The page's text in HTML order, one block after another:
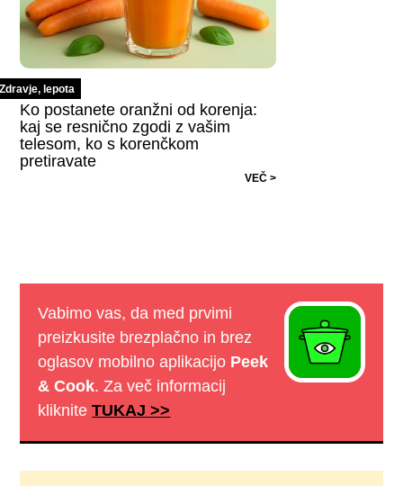
Zdravje, lepota
Ko postanete oranžni od korenja:
kaj se resnično zgodi z vašim
telesom, ko s korenčkom
pretiravate
VEČ >
Vabimo vas, da med prvimi
preizkusite brezplačno in brez
oglasov mobilno aplikacijo Peek
& Cook. Za več informacij
klikniteTUKAJ >>